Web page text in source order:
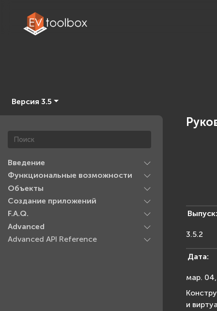
Версия 3.5
Введение
Функциональные возможности
Объекты
Создание приложений
F.A.Q.
Advanced
Advanced API Reference
Выпуск
3.5.2
Дата:
мар.
и